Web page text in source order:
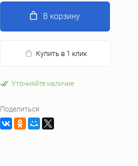
В корзину
Купить в 1 клик
Уточняйте наличие
Поделиться